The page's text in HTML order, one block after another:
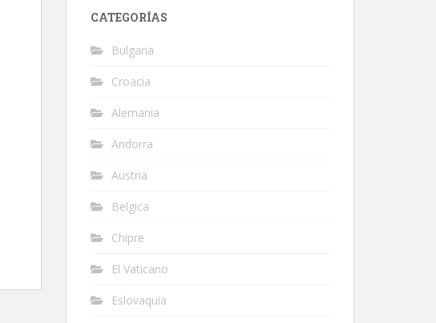
CATEGORÍAS
Bulgaria
Croacia
Alemania
Andorra
Austria
Belgica
Chipre
El Vaticano
Eslovaquia